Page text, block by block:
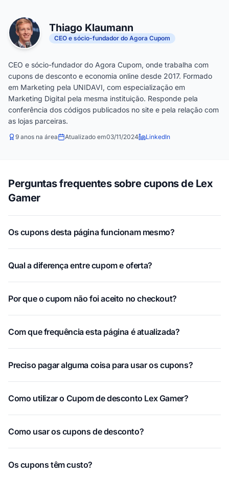
Thiago Klaumann
CEO e sócio-fundador do Agora Cupom
CEO e sócio-fundador do Agora Cupom, onde trabalha com
cupons de desconto e economia online desde 2017. Formado
em Marketing pela UNIDAVI, com especialização em
Marketing Digital pela mesma instituição. Responde pela
conferência dos códigos publicados no site e pela relação com
as lojas parceiras.
9 anos na área Atualizado em03/11/2024 LinkedIn
Perguntas frequentes sobre cupons de Lex
Gamer
Os cupons desta página funcionam mesmo?
Qual a diferença entre cupom e oferta?
Por que o cupom não foi aceito no checkout?
Com que frequência esta página é atualizada?
Preciso pagar alguma coisa para usar os cupons?
Como utilizar o Cupom de desconto Lex Gamer?
Como usar os cupons de desconto?
Os cupons têm custo?